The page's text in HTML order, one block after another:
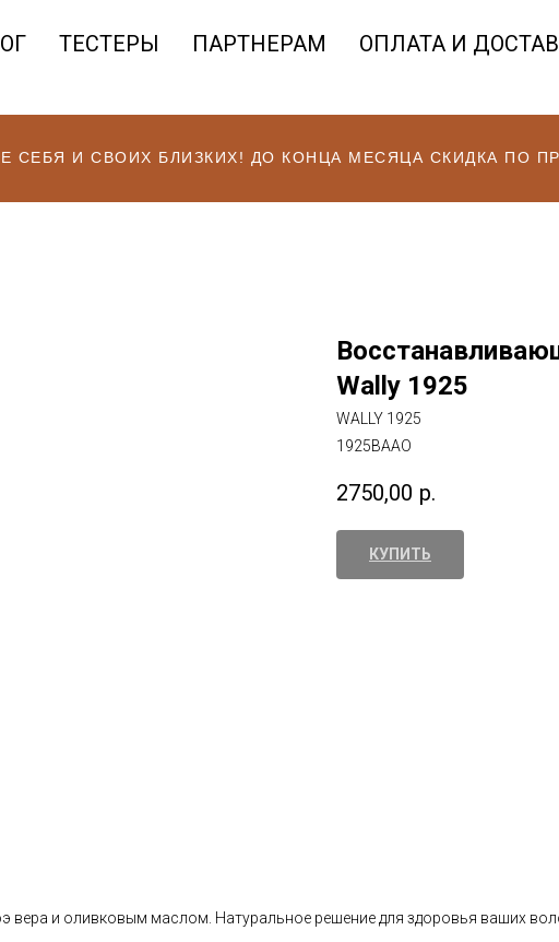
ТЕСТЕРЫ ПАРТНЕРАМ ОПЛАТА И
СЕБЯ И СВОИХ БЛИЗКИХ! ДО КОНЦА МЕСЯЦА СКИДКА ПО
Wally 1925
WALLY 1925
1925BAAO
2750,00 р.
КУПИТЬ
и оливковым маслом. Натуральное решение для здоровья ваших